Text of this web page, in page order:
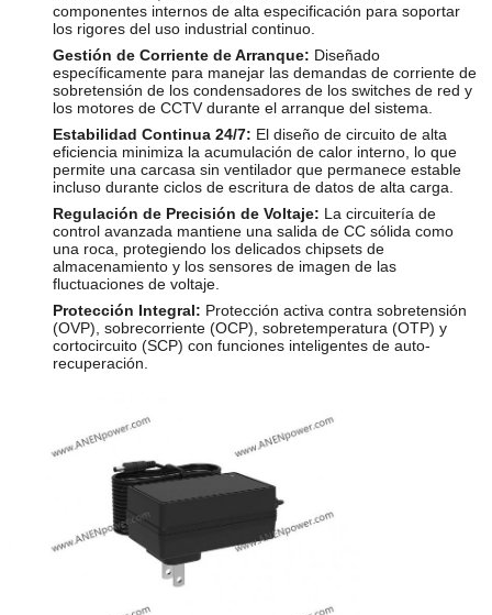
componentes internos de alta especificación para soportar
los rigores del uso industrial continuo.
Gestión de Corriente de Arranque: Diseñado
específicamente para manejar las demandas de corriente de
sobretensión de los condensadores de los switches de red y
los motores de CCTV durante el arranque del sistema.
Estabilidad Continua 24/7: El diseño de circuito de alta
eficiencia minimiza la acumulación de calor interno, lo que
permite una carcasa sin ventilador que permanece estable
incluso durante ciclos de escritura de datos de alta carga.
Regulación de Precisión de Voltaje: La circuitería de
control avanzada mantiene una salida de CC sólida como
una roca, protegiendo los delicados chipsets de
almacenamiento y los sensores de imagen de las
fluctuaciones de voltaje.
Protección Integral: Protección activa contra sobretensión
(OVP), sobrecorriente (OCP), sobretemperatura (OTP) y
cortocircuito (SCP) con funciones inteligentes de auto-
recuperación.